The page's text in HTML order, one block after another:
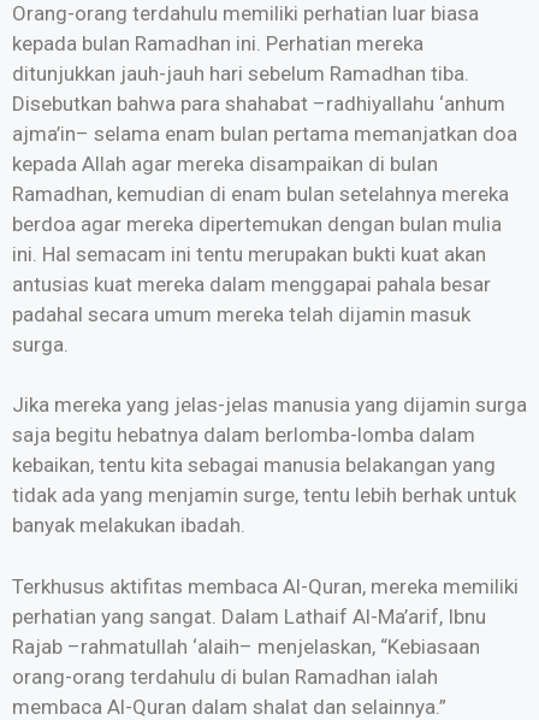
Orang-orang terdahulu memiliki perhatian luar biasa
kepada bulan Ramadhan ini. Perhatian mereka
ditunjukkan jauh-jauh hari sebelum Ramadhan tiba.
Disebutkan bahwa para shahabat –radhiyallahu ‘anhum
ajma’in– selama enam bulan pertama memanjatkan doa
kepada Allah agar mereka disampaikan di bulan
Ramadhan, kemudian di enam bulan setelahnya mereka
berdoa agar mereka dipertemukan dengan bulan mulia
ini. Hal semacam ini tentu merupakan bukti kuat akan
antusias kuat mereka dalam menggapai pahala besar
padahal secara umum mereka telah dijamin masuk
surga.
Jika mereka yang jelas-jelas manusia yang dijamin surga
saja begitu hebatnya dalam berlomba-lomba dalam
kebaikan, tentu kita sebagai manusia belakangan yang
tidak ada yang menjamin surge, tentu lebih berhak untuk
banyak melakukan ibadah.
Terkhusus aktifitas membaca Al-Quran, mereka memiliki
perhatian yang sangat. Dalam Lathaif Al-Ma’arif, Ibnu
Rajab –rahmatullah ‘alaih– menjelaskan, “Kebiasaan
orang-orang terdahulu di bulan Ramadhan ialah
membaca Al-Quran dalam shalat dan selainnya.”